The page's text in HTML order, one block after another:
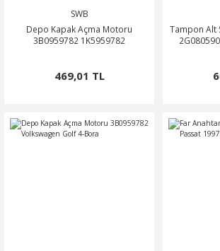
SWB
Depo Kapak Açma Motoru
3B0959782 1K5959782
469,01 TL
Tampon Alt